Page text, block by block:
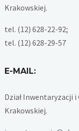
Krakowskiej.
tel. (12) 628-22-92;
tel. (12) 628-29-57
E-MAIL:
Dział Inwentaryzacji
Krakowskiej.